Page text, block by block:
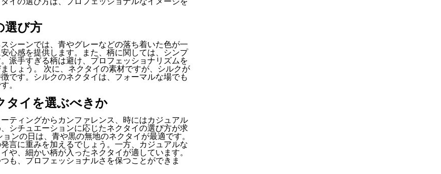
選び方
シーンでは、青やグレーなどの落ち着いた色が一
心感を提供します。また、柄に関しては、シンプ
派手すぎる柄は避け、プロフェッショナリズムを
しょう。 次に、ネクタイの素材ですが、シルクが
です。シルクのネクタイは、フォーマルな場でも
。
タイを選ぶべきか
ティングからカンファレンス、時にはカジュアル
シチュエーションに応じたネクタイの選び方が求
ンの日は、青や黒の無地のネクタイが最適です。
言に重みを加えるでしょう。一方、カジュアルな
や、細かい柄が入ったネクタイが適しています。
も、プロフェッショナルさを保つことができま